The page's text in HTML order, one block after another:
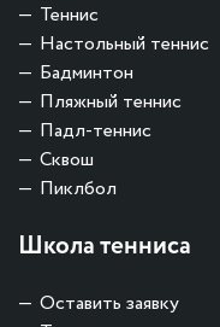
Теннис
Настольный теннис
Бадминтон
Пляжный теннис
Падл-теннис
Сквош
Пиклбол
Школа тенниса
Оставить заявку